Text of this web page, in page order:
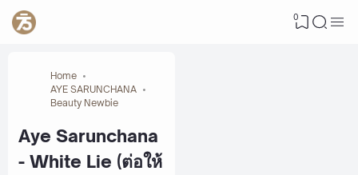
0
Home
AYE SARUNCHANA
Beauty Newbie
Aye Sarunchana
- White Lie (ต่อให้